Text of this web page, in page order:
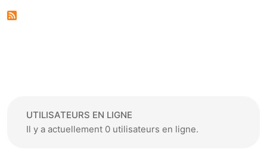
UTILISATEURS EN LIGNE
Il y a actuellement 0 utilisateurs en ligne.